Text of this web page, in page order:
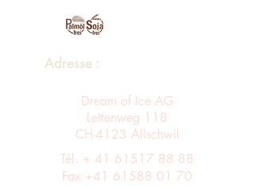
Adresse :
Dream of Ice AG
Lettenweg 118
CH-4123 Allschwil
Tél. + 41 61517 88 88
Fax +41 61588 01 70